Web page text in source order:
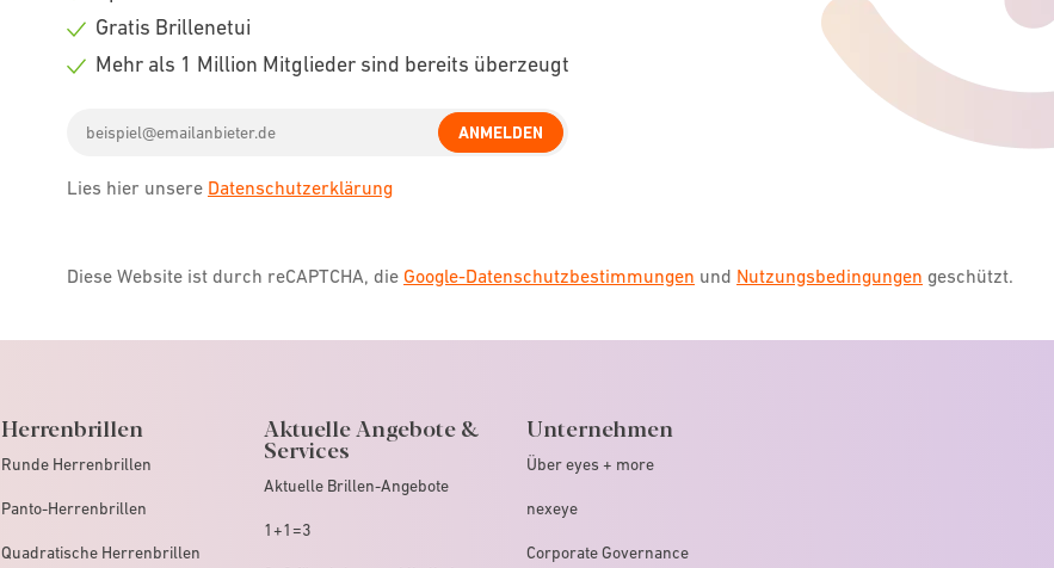
Check
Check
Gratis Brillenetui
Mehr als 1 Million Mitglieder sind bereits überzeugt
address
ANMELDEN
Lies hier unsere Datenschutzerklärung
Diese Website ist durch reCAPTCHA, die Google-Datenschutzbestimmungen und Nutzungsbedingungen geschützt.
Herrenbrillen
Runde Herrenbrillen
Panto-Herrenbrillen
Quadratische Herrenbrillen
Aktuelle Angebote &
Services
Aktuelle Brillen-Angebote
1+1=3
Unternehmen
Über eyes + more
nexeye
Corporate Governance